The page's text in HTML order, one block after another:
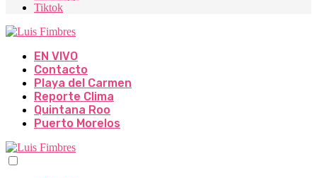
Tiktok
EN VIVO
Contacto
Playa del Carmen
Reporte Clima
Quintana Roo
Puerto Morelos